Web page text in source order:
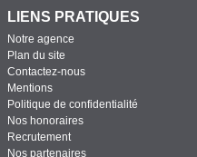
LIENS PRATIQUES
Notre agence
Plan du site
Contactez-nous
Mentions
Politique de confidentialité
Nos honoraires
Recrutement
Nos partenaires